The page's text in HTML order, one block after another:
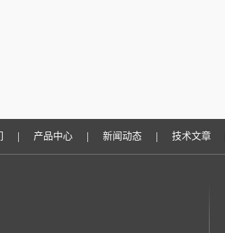
| 产品中心 | 新闻动态 | 技术文章